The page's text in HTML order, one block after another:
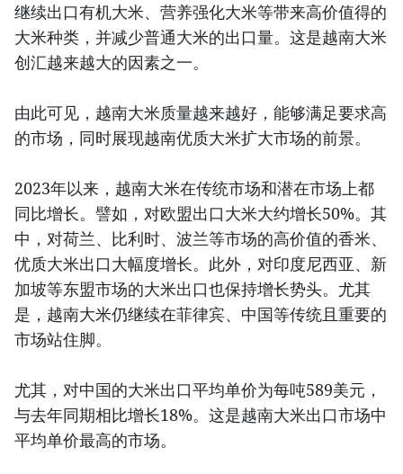
继续出口有机大米、营养强化大米等带来高价值得的
大米种类，并减少普通大米的出口量。这是越南大米
创汇越来越大的因素之一。
由此可见，越南大米质量越来越好，能够满足要求高
的市场，同时展现越南优质大米扩大市场的前景。
2023年以来，越南大米在传统市场和潜在市场上都
同比增长。譬如，对欧盟出口大米大约增长50%。其
中，对荷兰、比利时、波兰等市场的高价值的香米、
优质大米出口大幅度增长。此外，对印度尼西亚、新
加坡等东盟市场的大米出口也保持增长势头。尤其
是，越南大米仍继续在菲律宾、中国等传统且重要的
市场站住脚。
尤其，对中国的大米出口平均单价为每吨589美元，
与去年同期相比增长18%。这是越南大米出口市场中
平均单价最高的市场。